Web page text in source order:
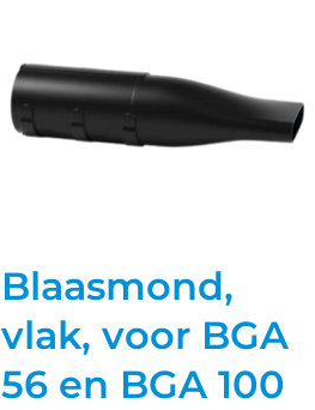
Blaasmond,
vlak, voor BGA
56 en BGA 100